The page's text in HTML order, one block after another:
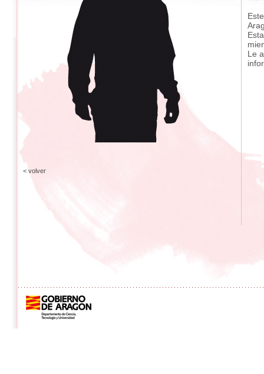
< volver
Le